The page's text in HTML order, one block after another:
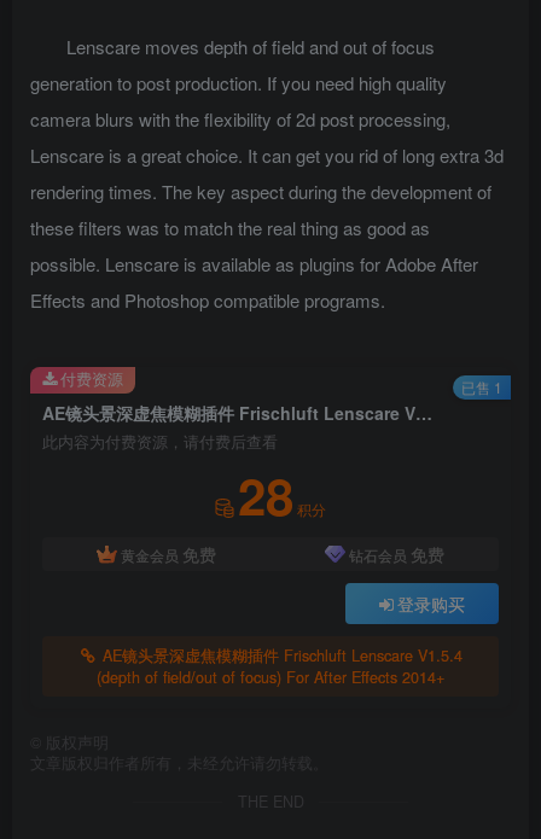
Lenscare moves depth of field and out of focus
generation to post production. If you need high quality
camera blurs with the flexibility of 2d post processing,
Lenscare is a great choice. It can get you rid of long extra 3d
rendering times. The key aspect during the development of
these filters was to match the real thing as good as
possible. Lenscare is available as plugins for Adobe After
Effects and Photoshop compatible programs.
AE镜头景深虚焦模糊插件 Frischluft Lenscare V1.5.4 (depth of field/out of focus) For After Effects 2014+
此内容为付费资源，请付费后查看
28 积分
黄金会员 免费 钻石会员 免费
登录购买
AE镜头景深虚焦模糊插件 Frischluft Lenscare V1.5.4
(depth of field/out of focus) For After Effects 2014+
付费资源 已售 1
版权声明
文章版权归作者所有，未经允许请勿转载。
THE END